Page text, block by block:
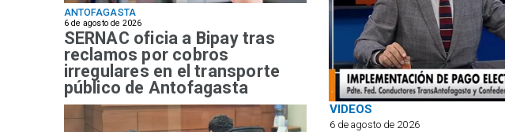
ANTOFAGASTA
6 de agosto de 2026
SERNAC oficia a Bipay tras
reclamos por cobros
irregulares en el transporte
público de Antofagasta
VIDEOS
6 de agosto de 2026